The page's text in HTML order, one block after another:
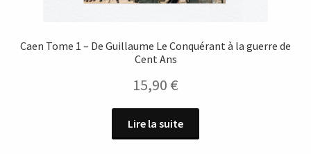
Caen Tome 1 – De Guillaume Le Conquérant à la guerre de
Cent Ans
15,90 €
Lire la suite